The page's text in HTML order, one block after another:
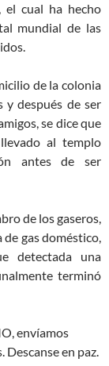
el cual ha hecho
mundial de las
de la colonia
y después de ser
se dice que
al templo
antes de ser
de los gaseros,
de gas doméstico,
detectada una
terminó
envíamos
Descanse en paz.